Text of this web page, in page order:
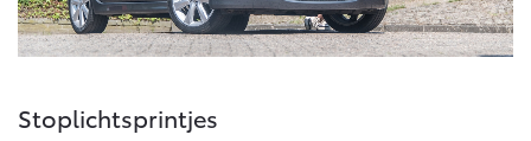
Stoplichtsprintjes